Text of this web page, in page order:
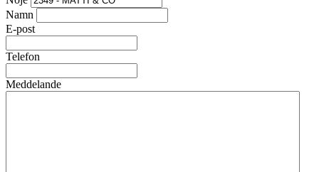
Namn
E-post
Telefon
Meddelande